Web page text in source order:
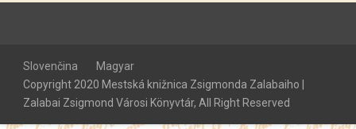
Slovenčina
Magyar
Copyright 2020 Mestská knižnica Zsigmonda Zalabaiho |
Zalabai Zsigmond Városi Könyvtár, All Right Reserved